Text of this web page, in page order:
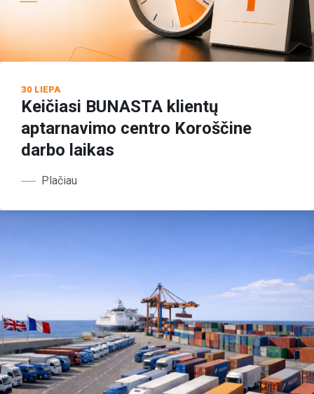
30 LIEPA
Keičiasi BUNASTA klientų
aptarnavimo centro Koroščine
darbo laikas
Plačiau